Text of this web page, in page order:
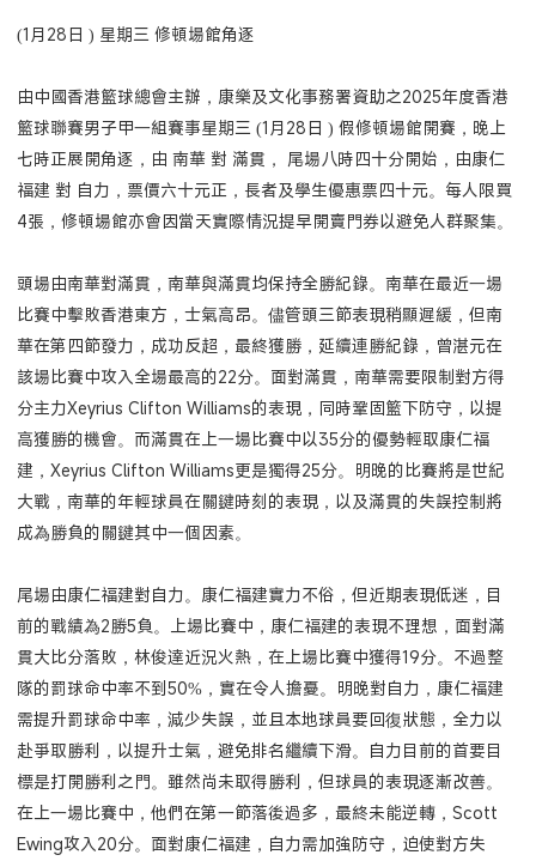
(1月28日 ) 星期三 修頓場館角逐
由中國香港籃球總會主辦，康樂及文化事務署資助之2025年度香港
籃球聯賽男子甲一組賽事星期三 (1月28日 ) 假修頓場館開賽，晚上
七時正展開角逐，由 南華 對 滿貫， 尾場八時四十分開始，由康仁
福建 對 自力，票價六十元正，長者及學生優惠票四十元。每人限買
4張，修頓場館亦會因當天實際情況提早開賣門券以避免人群聚集。
頭場由南華對滿貫，南華與滿貫均保持全勝紀錄。南華在最近一場
比賽中擊敗香港東方，士氣高昂。儘管頭三節表現稍顯遲緩，但南
華在第四節發力，成功反超，最終獲勝，延續連勝紀錄，曾湛元在
該場比賽中攻入全場最高的22分。面對滿貫，南華需要限制對方得
分主力Xeyrius Clifton Williams的表現，同時鞏固籃下防守，以提
高獲勝的機會。而滿貫在上一場比賽中以35分的優勢輕取康仁福
建，Xeyrius Clifton Williams更是獨得25分。明晚的比賽將是世紀
大戰，南華的年輕球員在關鍵時刻的表現，以及滿貫的失誤控制將
成為勝負的關鍵其中一個因素。
尾場由康仁福建對自力。康仁福建實力不俗，但近期表現低迷，目
前的戰績為2勝5負。上場比賽中，康仁福建的表現不理想，面對滿
貫大比分落敗，林俊達近況火熱，在上場比賽中獲得19分。不過整
隊的罰球命中率不到50%，實在令人擔憂。明晚對自力，康仁福建
需提升罰球命中率，減少失誤，並且本地球員要回復狀態，全力以
赴爭取勝利，以提升士氣，避免排名繼續下滑。自力目前的首要目
標是打開勝利之門。雖然尚未取得勝利，但球員的表現逐漸改善。
在上一場比賽中，他們在第一節落後過多，最終未能逆轉，Scott
Ewing攻入20分。面對康仁福建，自力需加強防守，迫使對方失